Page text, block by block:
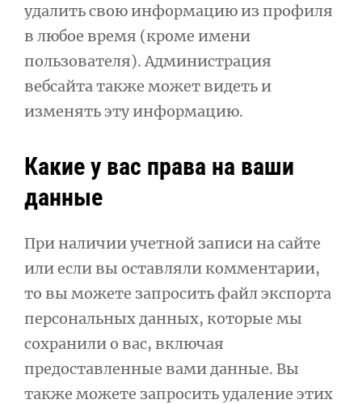
удалить свою информацию из профиля
в любое время (кроме имени
пользователя). Администрация
вебсайта также может видеть и
изменять эту информацию.
Какие у вас права на ваши
данные
При наличии учетной записи на сайте
или если вы оставляли комментарии,
то вы можете запросить файл экспорта
персональных данных, которые мы
сохранили о вас, включая
предоставленные вами данные. Вы
также можете запросить удаление этих